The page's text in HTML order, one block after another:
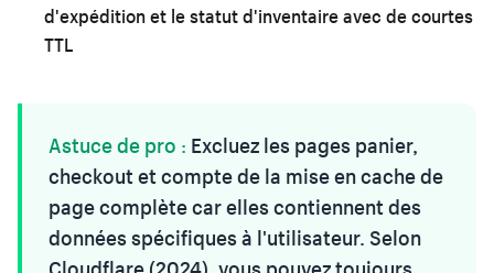
d'expédition et le statut d'inventaire avec de courtes
TTL
Astuce de pro : Excluez les pages panier,
checkout et compte de la mise en cache de
page complète car elles contiennent des
données spécifiques à l'utilisateur. Selon